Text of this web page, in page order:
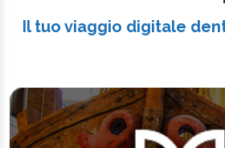
Il tuo viaggio digitale